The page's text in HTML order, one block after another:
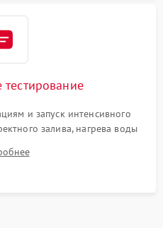
и запуск интенсивного
залива, нагрева воды
посторонних шумов,
сухости в поддоне.